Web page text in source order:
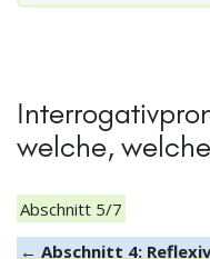
welche,
Abschnitt 5/7
← Abschnitt 4: